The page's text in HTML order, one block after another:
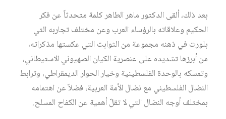
بعد ذلك، ألقى الدكتور ماهر الطاهر كلمة متحدثاً عن فكر
الحكيم وعلاقاته بالرؤساء العرب وعن مختلف تجاربه التي
بلورت في ذهنه مجموعة من الثوابت التي عكستها مذكراته،
من أبرزها تشديده على عنصرية الكيان الصهيوني الاستيطاني،
وتمسكه بالوحدة الفلسطينية وخيار الحوار الديمقراطي، وترابط
النضال الفلسطيني مع نضال الأمة العربية، فضلاً عن اهتمامه
بمختلف أوجه النضال التي لا تقلّ أهمية عن الكفاح المسلح.